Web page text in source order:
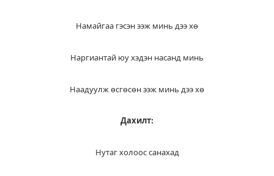
Намайгаа гэсэн ээж минь дээ хө
Наргиантай юу хэдэн насанд минь
Наадуулж өсгөсөн ээж минь дээ хө
Дахилт:
Нутаг холоос санахад